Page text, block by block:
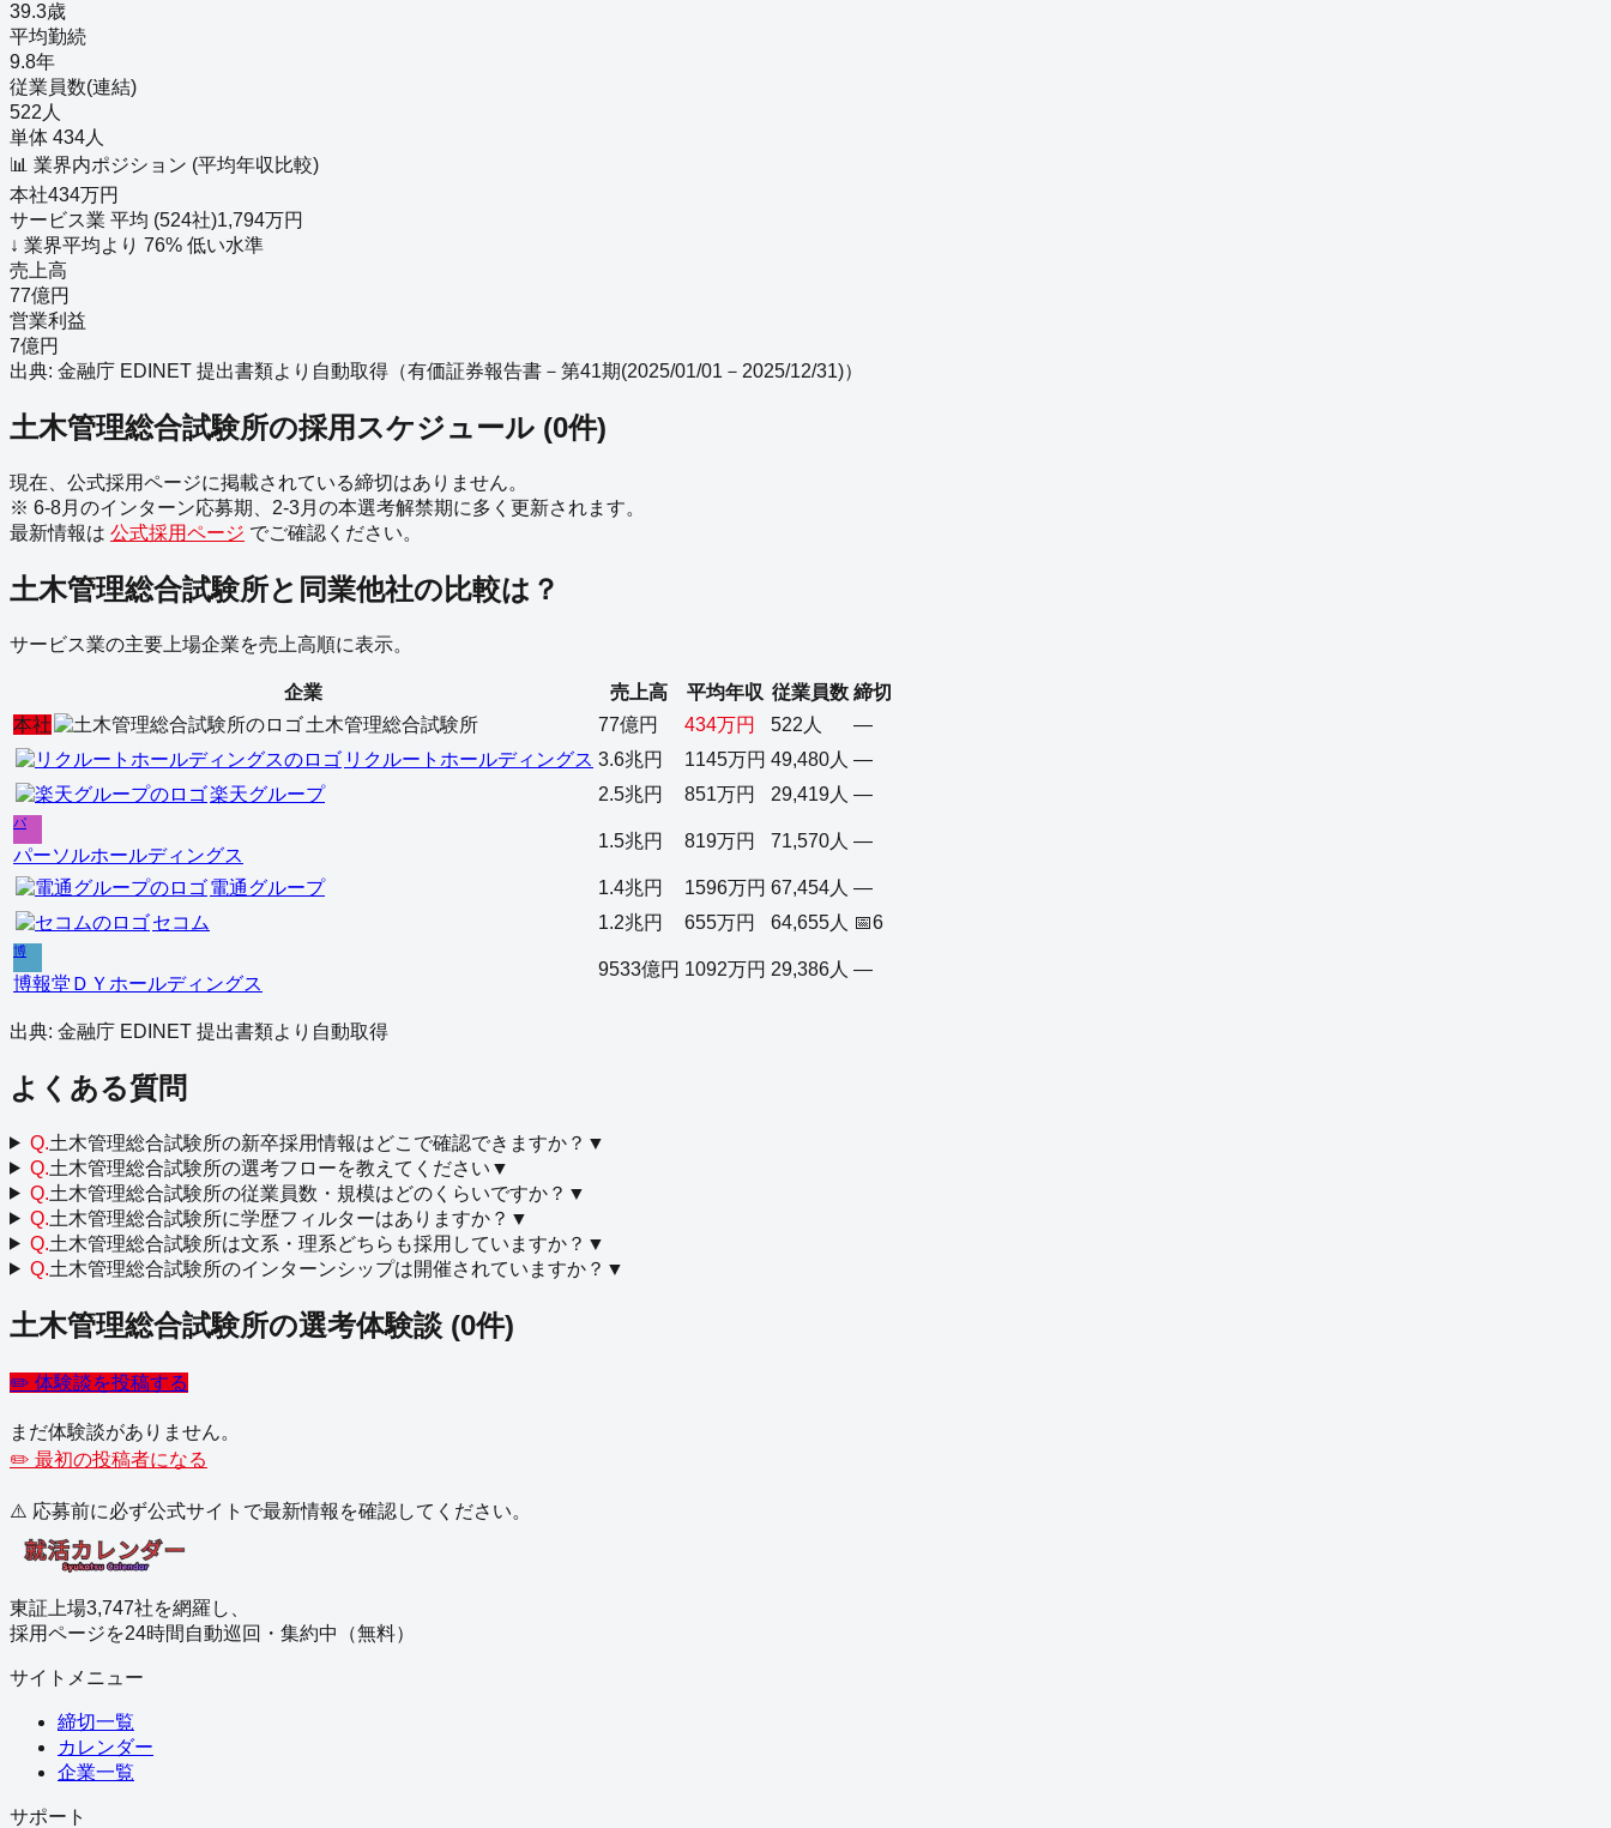
39.3歳
平均勤続
9.8年
従業員数(連結)
522人
単体 434人
📊 業界内ポジション (平均年収比較)
本社434万円
サービス業 平均 (524社)1,794万円
↓ 業界平均より 76% 低い水準
売上高
77億円
営業利益
7億円
出典: 金融庁 EDINET 提出書類より自動取得（有価証券報告書－第41期(2025/01/01－2025/12/31)）
土木管理総合試験所の採用スケジュール (0件)
現在、公式採用ページに掲載されている締切はありません。
※ 6-8月のインターン応募期、2-3月の本選考解禁期に多く更新されます。
最新情報は 公式採用ページ でご確認ください。
土木管理総合試験所と同業他社の比較は？
サービス業の主要上場企業を売上高順に表示。
企業 売上高 平均年収 従業員数 締切
本社
土木管理総合試験所 77億円 434万円 522人
—
リクルートホールディングス 3.6兆円 1145万円 49,480人 —
楽天グループ
2.5兆円 851万円 29,419人 —
パ
パーソルホールディングス
1.5兆円 819万円 71,570人 —
電通グループ 1.4兆円 1596万円 67,454人 —
セコム
1.2兆円 655万円 64,655人 📅6
博
博報堂ＤＹホールディングス
9533億円 1092万円 29,386人 —
出典: 金融庁 EDINET 提出書類より自動取得
よくある質問
Q.土木管理総合試験所の新卒採用情報はどこで確認できますか？ ▼
Q.土木管理総合試験所の選考フローを教えてください ▼
Q.土木管理総合試験所の従業員数・規模はどのくらいですか？ ▼
Q.土木管理総合試験所に学歴フィルターはありますか？ ▼
Q.土木管理総合試験所は文系・理系どちらも採用していますか？ ▼
Q.土木管理総合試験所のインターンシップは開催されていますか？ ▼
土木管理総合試験所の選考体験談 (0件)
✏️ 体験談を投稿する
まだ体験談がありません。
✏️ 最初の投稿者になる
⚠️ 応募前に必ず公式サイトで最新情報を確認してください。
東証上場3,747社を網羅し、
採用ページを24時間自動巡回・集約中（無料）
サイトメニュー
締切一覧
カレンダー
企業一覧
サポート